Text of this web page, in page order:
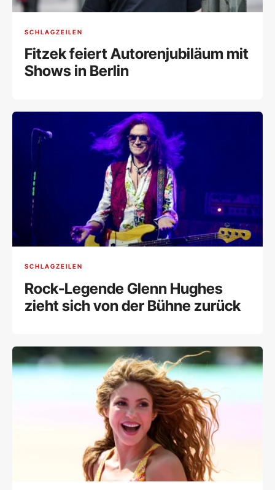
SCHLAGZEILEN
Fitzek feiert Autorenjubiläum mit
Shows in Berlin
SCHLAGZEILEN
Rock-Legende Glenn Hughes
zieht sich von der Bühne zurück